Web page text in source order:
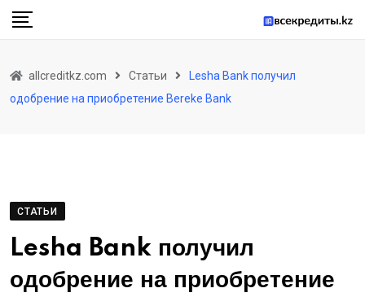
Skip
allcreditkz.com Статьи
Lesha Bank получил
одобрение на приобретение Bereke Bank
СТАТЬИ
Lesha Bank получил
одобрение на приобретение